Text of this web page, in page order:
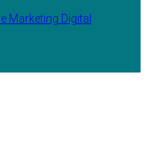
Marketing Digital